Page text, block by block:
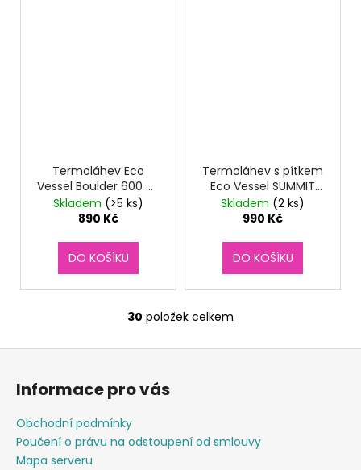
Termoláhev Eco
Vessel Boulder 600 ml
Summer Sun
Skladem (>5 ks)
890 Kč
DO KOŠÍKU
Termoláhev s pítkem
Eco Vessel SUMMIT
700 ml Floral Puff
Skladem (2 ks)
990 Kč
DO KOŠÍKU
O
v
í
30 položek celkem
Informace pro vás
Obchodní podmínky
Poučení o právu na odstoupení od smlouvy
Mapa serveru